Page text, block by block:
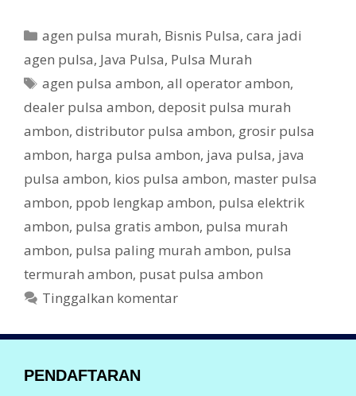
e
b
o
o
k
itt
er
K
a
e
g
o
r
i
agen pulsa murah, Bisnis Pulsa,cara jadi
agen pulsa, Java Pulsa, Pulsa Murah
T
a
agen pulsa ambon,all operator ambon,
dealer pulsa ambon, deposit pulsa murah
ambon, distributor pulsa ambon, grosir pulsa
ambon, harga pulsa ambon, java pulsa, java
pulsa ambon, kios pulsa ambon, master pulsa
ambon, ppob lengkap ambon, pulsa elektrik
ambon, pulsa gratis ambon, pulsa murah
ambon, pulsa paling murah ambon, pulsa
termurah ambon, pusat pulsa ambon
Tinggalkan komentar
PENDAFTARAN